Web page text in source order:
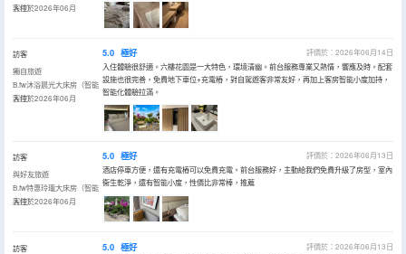
客控）
入住於2026年06月
訪客
獨自旅遊
B.fw沐浴晨光大床房（智能
客控）
入住於2026年06月
5.0 極好
評價於：2026年06月14日
入住體驗很舒適。六樓花園是一大特色，環境清幽。前台服務專業又熱情，響應及時。配套
設施也很完善，免費地下車位+充電樁，對自駕遊客非常友好，再加上客房智能小度加持，
智能化體驗拉滿。
訪客
與好友旅遊
B.fw特惠玲瓏大床房（智能
客控）
入住於2026年06月
5.0 極好
評價於：2026年06月13日
酒店停車方便，還有充電樁可以免費充電。前台服務好，主動給我們免費升級了房型，室內
衞生乾淨，還有智能小度，性價比非常棒，推薦
訪客
5.0 極好
評價於：2026年06月13日